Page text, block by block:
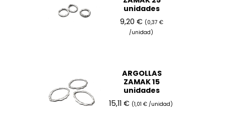
unidades
9,20 € (0,37 €
/unidad)
ARGOLLAS
ZAMAK 15
unidades
15,11 € (1,01 € /unidad)